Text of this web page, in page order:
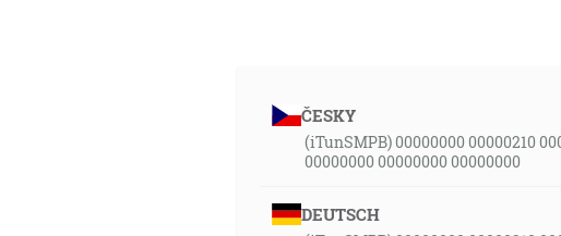
ČESKY
(iTunSMPB) 00000000 00000210
00000000 00000000 00000000
DEUTSCH